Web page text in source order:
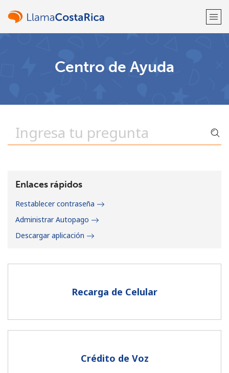
Un caracter especial
Centro de Ayuda
Recarga de Celular
Crédito de Voz
Enlaces rápidos
Restablecer contraseña
Administrar Autopago
Descargar aplicación